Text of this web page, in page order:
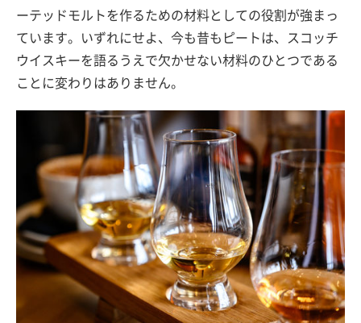
ーテッドモルトを作るための材料としての役割が強まっ
ています。いずれにせよ、今も昔もピートは、スコッチ
ウイスキーを語るうえで欠かせない材料のひとつである
ことに変わりはありません。